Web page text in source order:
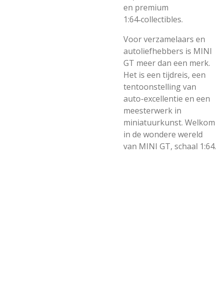
en premium
1:64‑collectibles.
Voor verzamelaars en
autoliefhebbers is MINI
GT meer dan een merk.
Het is een tijdreis, een
tentoonstelling van
auto-excellentie en een
meesterwerk in
miniatuurkunst. Welkom
in de wondere wereld
van MINI GT, schaal 1:64.